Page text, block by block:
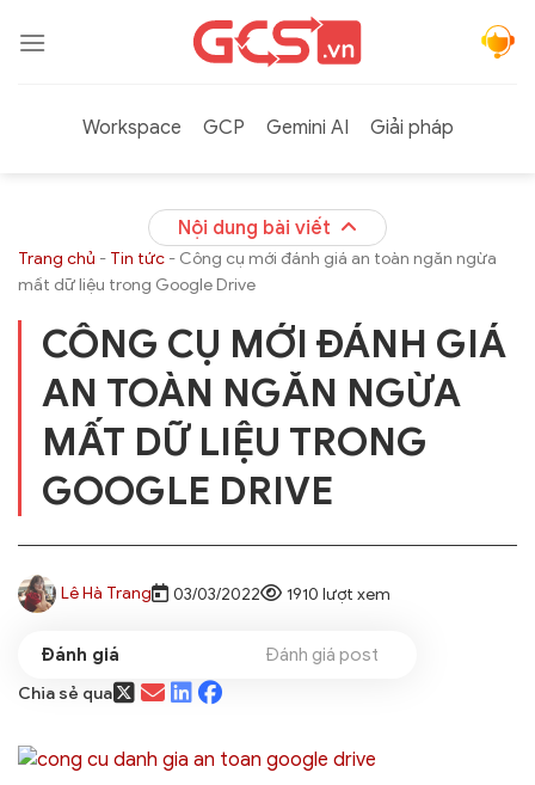
qua
Workspace
GCP Gemini AI Giải pháp
Nội dung bài viết
Trang chủ - Tin tức - Công cụ mới đánh giá an toàn ngăn ngừa
mất dữ liệu trong Google Drive
CÔNG CỤ MỚI ĐÁNH GIÁ
AN TOÀN NGĂN NGỪA
MẤT DỮ LIỆU TRONG
GOOGLE DRIVE
Lê Hà Trang 03/03/2022 1910 lượt xem
Đánh giá post
Chia sẻ qua